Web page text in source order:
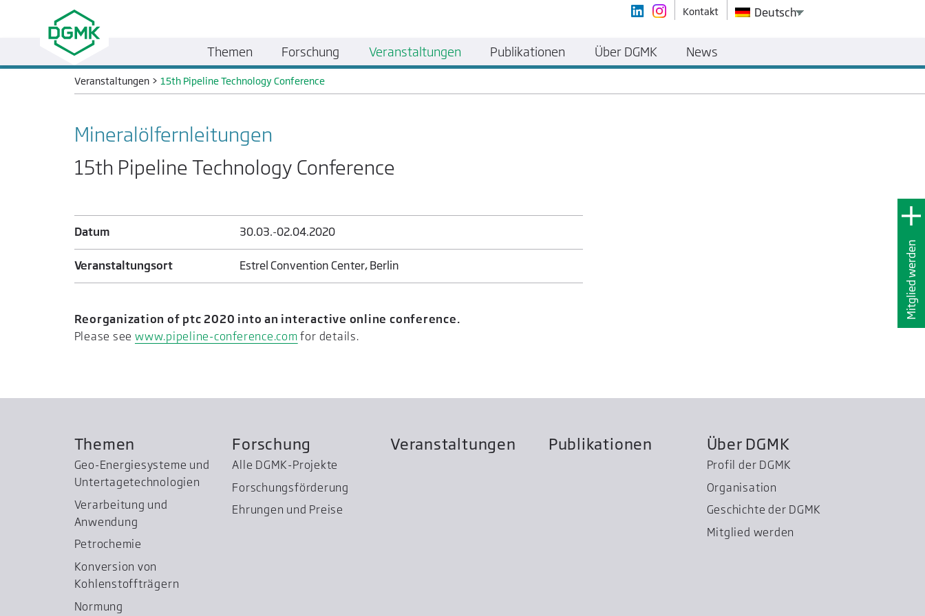
Mitglied werden
Veranstaltungen> 15th Pipeline Technology Conference
Mineralöl­fernleitungen
15th Pipeline Technology Conference
Datum 30.03.-02.04.​2020
Veranstaltungsort Estrel Convention Center, Berlin
Reorganization of ptc 2020 into an interactive online conference.
Please see www.pipeline-conference.com for details.
Themen
Geo-Energiesysteme und
Untertage­technologien
Verarbeitung und
Anwendung
Petrochemie
Konversion von
Kohlenstoffträgern
Normung
Forschung
Alle DGMK-Projekte
Forschungsförderung
Ehrungen und Preise
Veranstaltungen Publikationen Über DGMK
Profil der DGMK
Organisation
Geschichte der DGMK
Mitglied werden
Kontakt Deutsch
Themen Forschung Veranstaltungen Publikationen Über DGMK News